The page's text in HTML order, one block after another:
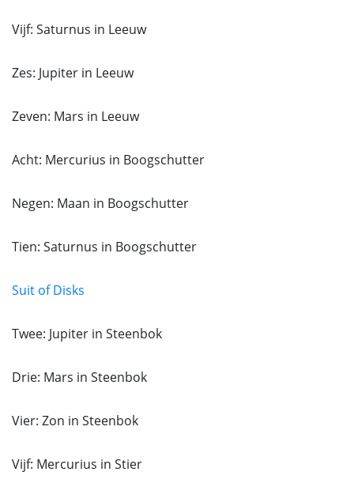
Vijf: Saturnus in Leeuw
Zes: Jupiter in Leeuw
Zeven: Mars in Leeuw
Acht: Mercurius in Boogschutter
Negen: Maan in Boogschutter
Tien: Saturnus in Boogschutter
Suit of Disks
Twee: Jupiter in Steenbok
Drie: Mars in Steenbok
Vier: Zon in Steenbok
Vijf: Mercurius in Stier